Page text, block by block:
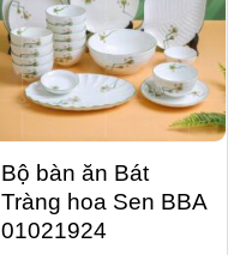
Bộ bàn ăn Bát
Tràng hoa Sen BBA
01021924